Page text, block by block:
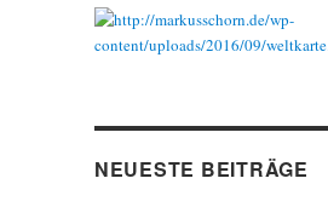
NEUESTE BEITRÄGE